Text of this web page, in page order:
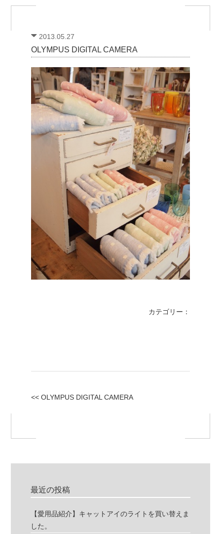
2013.05.27
OLYMPUS DIGITAL CAMERA
カテゴリー：
<< OLYMPUS DIGITAL CAMERA
最近の投稿
【愛用品紹介】キャットアイのライトを買い替えま
した。